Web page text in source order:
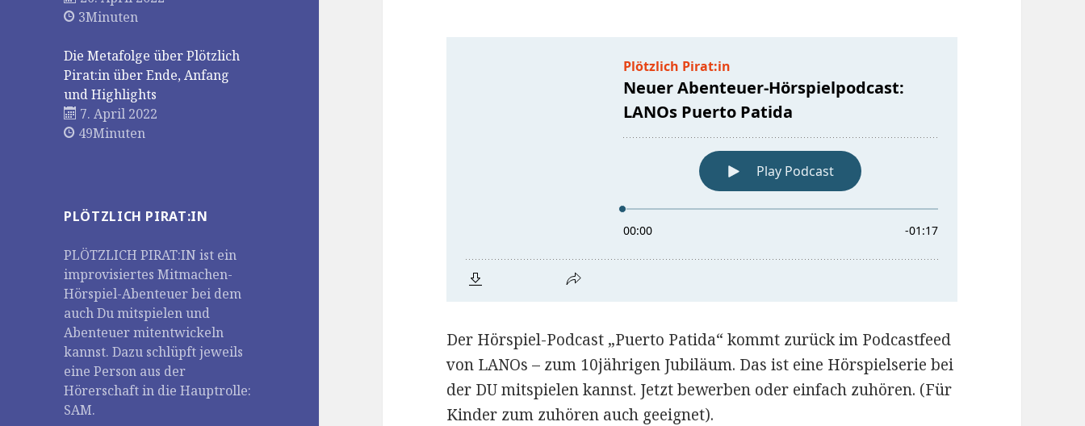
3Minuten
Die Metafolge über Plötzlich
Pirat:in über Ende, Anfang
und Highlights
7. April 2022
49Minuten
PLÖTZLICH PIRAT:IN
PLÖTZLICH PIRAT:IN ist ein
improvisiertes Mitmachen-
Hörspiel-Abenteuer bei dem
auch Du mitspielen und
Abenteuer mitentwickeln
kannst. Dazu schlüpft jeweils
eine Person aus der
Hörerschaft in die Hauptrolle:
SAM.
Der Hörspiel-Podcast „Puerto Patida“ kommt zurück im Podcastfeed
von LANOs – zum 10jährigen Jubiläum. Das ist eine Hörspielserie bei
der DU mitspielen kannst. Jetzt bewerben oder einfach zuhören. (Für
Kinder zum zuhören auch geeignet).